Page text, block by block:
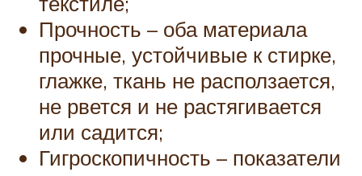
Прочность – оба материала
прочные, устойчивые к стирке,
глажке, ткань не расползается,
не рвется и не растягивается
или садится;
Гигроскопичность – показатели